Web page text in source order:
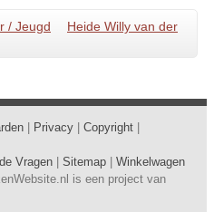
/ Jeugd
Heide Willy van der
Privacy Copyright
Vragen Sitemap
Winkelwagen
is een project van